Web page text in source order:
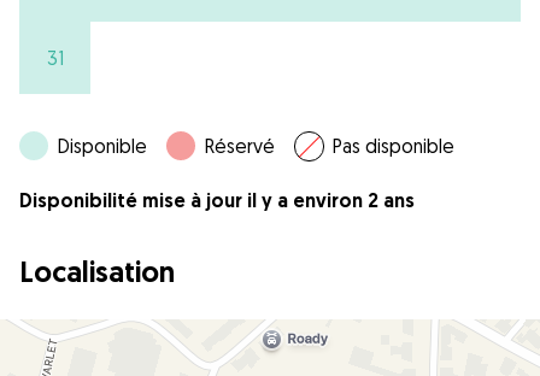
31
Disponible Réservé Pas disponible
Disponibilité mise à jour il y a environ 2 ans
Localisation